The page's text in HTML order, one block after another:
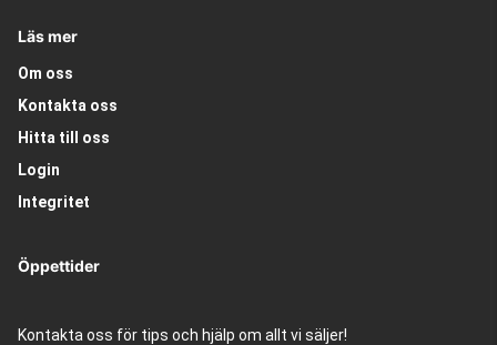
Läs mer
Om oss
Kontakta oss
Hitta till oss
Login
Integritet
Öppettider
Kontakta oss för tips och hjälp om allt vi säljer!